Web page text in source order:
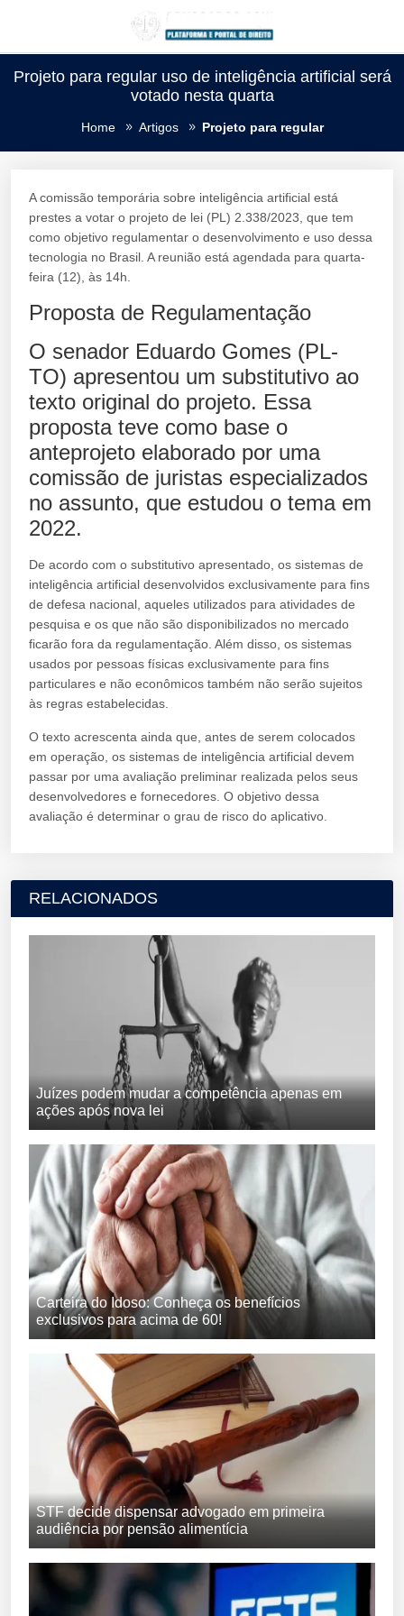
Projeto para regular uso de inteligência artificial será
votado nesta quarta
Home Artigos Projeto para regular
A comissão temporária sobre inteligência artificial está
prestes a votar o projeto de lei (PL) 2.338/2023, que tem
como objetivo regulamentar o desenvolvimento e uso dessa
tecnologia no Brasil. A reunião está agendada para quarta-
feira (12), às 14h.
Proposta de Regulamentação
O senador Eduardo Gomes (PL-
TO) apresentou um substitutivo ao
texto original do projeto. Essa
proposta teve como base o
anteprojeto elaborado por uma
comissão de juristas especializados
no assunto, que estudou o tema em
2022.
De acordo com o substitutivo apresentado, os sistemas de
inteligência artificial desenvolvidos exclusivamente para fins
de defesa nacional, aqueles utilizados para atividades de
pesquisa e os que não são disponibilizados no mercado
ficarão fora da regulamentação. Além disso, os sistemas
usados por pessoas físicas exclusivamente para fins
particulares e não econômicos também não serão sujeitos
às regras estabelecidas.
O texto acrescenta ainda que, antes de serem colocados
em operação, os sistemas de inteligência artificial devem
passar por uma avaliação preliminar realizada pelos seus
desenvolvedores e fornecedores. O objetivo dessa
avaliação é determinar o grau de risco do aplicativo.
RELACIONADOS
Juízes podem mudar a competência apenas em
ações após nova lei
Carteira do Idoso: Conheça os benefícios
exclusivos para acima de 60!
STF decide dispensar advogado em primeira
audiência por pensão alimentícia